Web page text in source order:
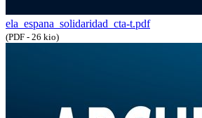
ela_espana_solidaridad_cta-t.pdf
(PDF - 26 kio)